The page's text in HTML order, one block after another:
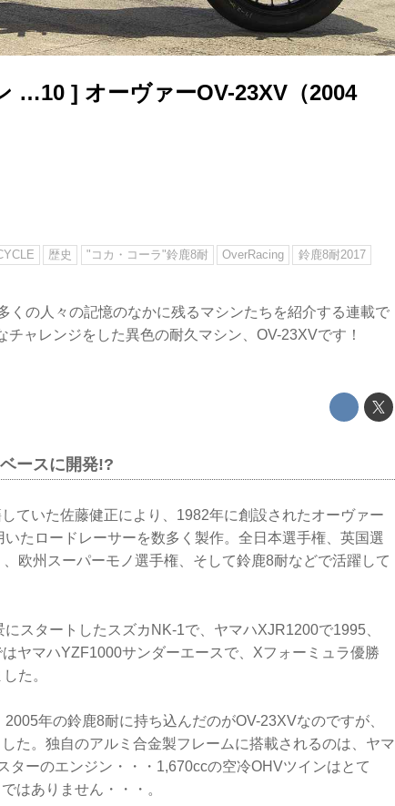
…10 ] オーヴァーOV-23XV（2004
歴史 "コカ・コーラ"鈴鹿8耐 OverRacing 鈴鹿8耐2017
くの人々の記憶のなかに残るマシンたちを紹介する連載で
ャレンジをした異色の耐久マシン、OV-23XVです！
ースに開発!?
ていた佐藤健正により、1982年に創設されたオーヴァー
たロードレーサーを数多く製作。全日本選手権、英国選
欧州スーパーモノ選手権、そして鈴鹿8耐などで活躍して
スタートしたスズカNK-1で、ヤマハXJR1200で1995、
ヤマハYZF1000サンダーエースで、Xフォーミュラ優勝
た。
年の鈴鹿8耐に持ち込んだのがOV-23XVなのですが、
た。独自のアルミ合金製フレームに搭載されるのは、ヤマ
ターのエンジン・・・1,670ccの空冷OHVツインはとて
はありません・・・。